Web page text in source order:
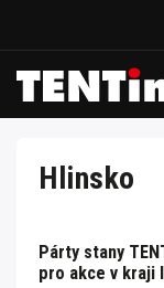
Hlinsko
Párty stany
pro akce v kraji